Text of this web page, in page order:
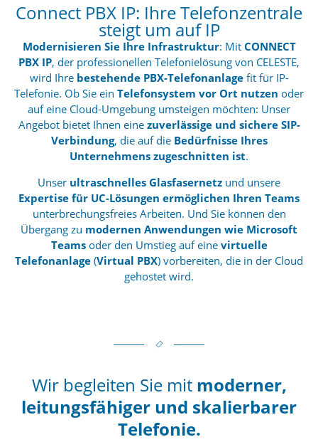
Connect PBX IP: Ihre Telefonzentrale
steigt um auf IP
Modernisieren Sie Ihre Infrastruktur: Mit CONNECT
PBX IP, der professionellen Telefonielösung von CELESTE,
wird Ihre bestehende PBX-Telefonanlagefit für IP-
Telefonie. Ob Sie ein Telefonsystem vor Ort nutzen oder
auf eine Cloud-Umgebung umsteigen möchten: Unser
Angebot bietet Ihnen eine zuverlässige und sichere SIP-
Verbindung, die auf die Bedürfnisse Ihres
Unternehmens zugeschnitten ist.
Unser ultraschnelles Glasfasernetz und unsere
Expertise für UC-Lösungen ermöglichen Ihren Teams
unterbrechungsfreies Arbeiten. Und Sie können den
Übergang zu modernen Anwendungen wie Microsoft
Teamsoder den Umstieg auf eine virtuelle
Telefonanlage (Virtual PBX) vorbereiten, die in der Cloud
gehostet wird.
Wir begleiten Sie mit moderner,
leitungsfähiger und skalierbarer
Telefonie.